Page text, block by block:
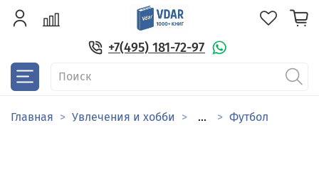
+7(495) 181-72-97
Главная Увлечения и хобби ... Футбол